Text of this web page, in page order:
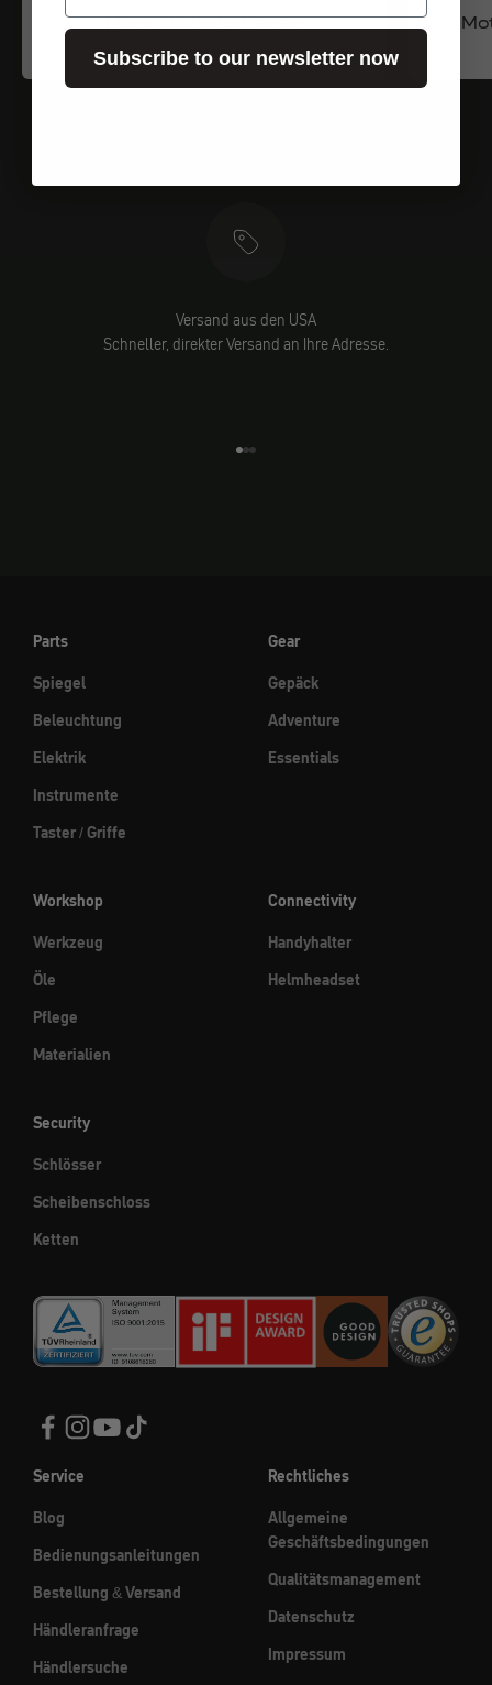
Moto 65 Jacke Herren
Angebot
$777.00
Versand aus den USA
Schneller, direkter Versand an Ihre Adresse.
Gehe zu Element 1
Gehe zu Element 2
Gehe zu Element 3
Parts
Spiegel
Beleuchtung
Elektrik
Instrumente
Taster / Griffe
Gear
Gepäck
Adventure
Essentials
Workshop
Werkzeug
Öle
Pflege
Materialien
Connectivity
Handyhalter
Helmheadset
Security
Schlösser
Scheibenschloss
Ketten
Service
Blog
Bedienungsanleitungen
Bestellung & Versand
Händleranfrage
Händlersuche
Rechtliches
Allgemeine
Geschäftsbedingungen
Qualitätsmanagement
Datenschutz
Impressum
Subscribe to our newsletter now